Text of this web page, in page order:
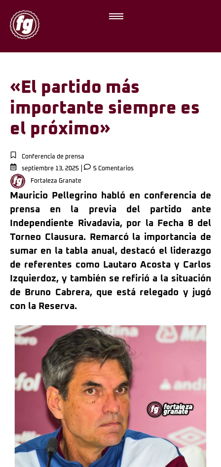
«El partido más
importante siempre es
el próximo»
Conferencia de prensa
septiembre 13, 2025
5 Comentarios
Fortaleza Granate
Mauricio Pellegrino habló en conferencia de
prensa en la previa del partido ante
Independiente Rivadavia, por la Fecha 8 del
Torneo Clausura. Remarcó la importancia de
sumar en la tabla anual, destacó el liderazgo
de referentes como Lautaro Acosta y Carlos
Izquierdoz, y también se refirió a la situación
de Bruno Cabrera, que está relegado y jugó
con la Reserva.